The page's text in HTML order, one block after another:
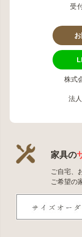
受
株式
法
家具の
ご自宅、
ご希望の